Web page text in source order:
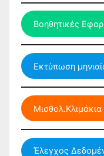
Βοηθητικές
Εκτύπωση
Έλεγχος